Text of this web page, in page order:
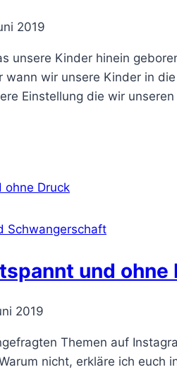
2019
unsere Kinder hinein
wann wir unsere Kinder in
Einstellung die wir
Schwangerschaft
und ohne
2019
Themen auf
nicht, erkläre ich euch